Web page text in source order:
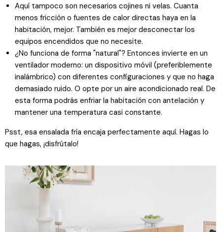
Aquí tampoco son necesarios cojines ni velas. Cuanta
menos fricción o fuentes de calor directas haya en la
habitación, mejor. También es mejor desconectar los
equipos encendidos que no necesite.
¿No funciona de forma "natural"? Entonces invierte en un
ventilador moderno: un dispositivo móvil (preferiblemente
inalámbrico) con diferentes configuraciones y que no haga
demasiado ruido. O opte por un aire acondicionado real. De
esta forma podrás enfriar la habitación con antelación y
mantener una temperatura casi constante.
Psst, esa ensalada fría encaja perfectamente aquí. Hagas lo
que hagas, ¡disfrútalo!